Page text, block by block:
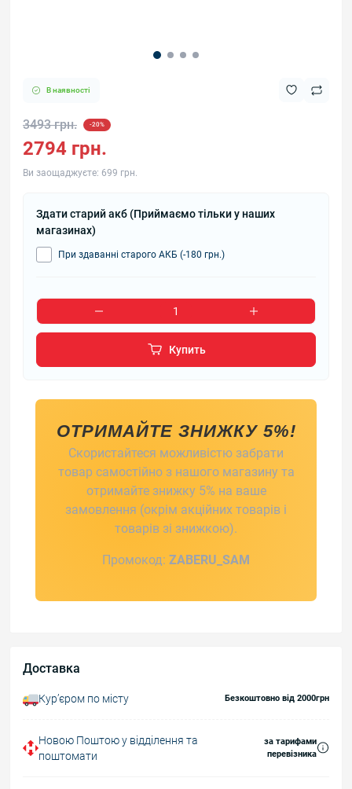
В наявності
3493 грн. -20%
2794 грн.
Ви заощаджуєте: 699 грн.
Здати старий акб (Приймаємо тільки у наших
магазинах)
При здаванні старого АКБ (-180 грн.)
Купить
ОТРИМАЙТЕ ЗНИЖКУ 5%!
Скористайтеся можливістю забрати
товар самостійно з нашого магазину та
отримайте знижку 5% на ваше
замовлення (окрім акційних товарів і
товарів зі знижкою).
Промокод: ZABERU_SAM
Доставка
Курʼєром по місту Безкоштовно від 2000грн
Новою Поштою у відділення та
поштомати
за тарифами
перевізника